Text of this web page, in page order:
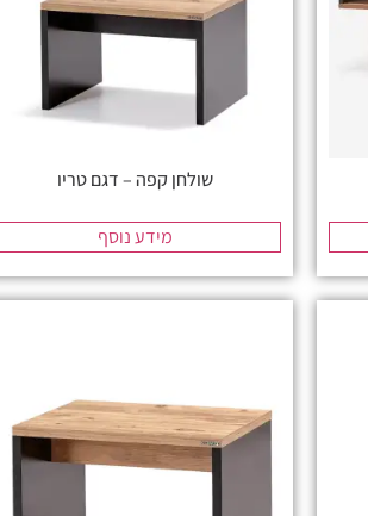
שולחן קפה – דגם טריו
מידע נוסף